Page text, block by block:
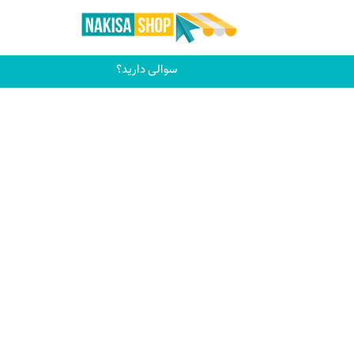
سوالی دارید؟